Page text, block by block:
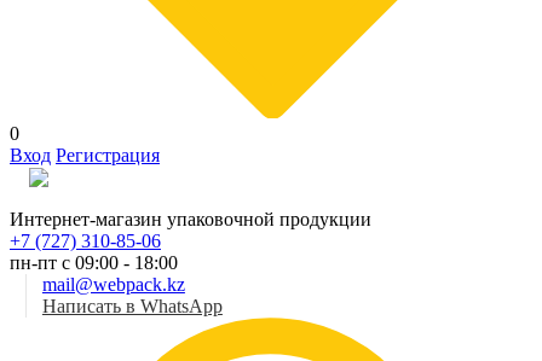
0
Вход Регистрация
Интернет-магазин упаковочной продукции
+7 (727) 310-85-06
пн-пт с 09:00 - 18:00
mail@webpack.kz
Написать в WhatsApp